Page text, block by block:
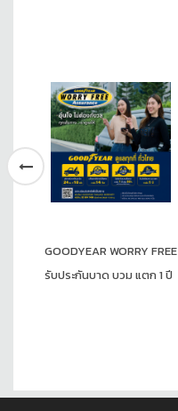
GOODYEAR WORRY FREE
รับประกันบาด บวม แตก 1 ปี